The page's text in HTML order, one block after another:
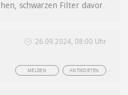
schwarzen Filter davor.
26.09.2024, 08:00 Uhr
ANTWORTEN
MELDEN